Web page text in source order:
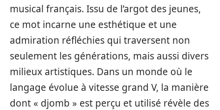
musical français. Issu de l’argot des jeunes,
ce mot incarne une esthétique et une
admiration réfléchies qui traversent non
seulement les générations, mais aussi divers
milieux artistiques. Dans un monde où le
langage évolue à vitesse grand V, la manière
dont « djomb » est perçu et utilisé révèle des